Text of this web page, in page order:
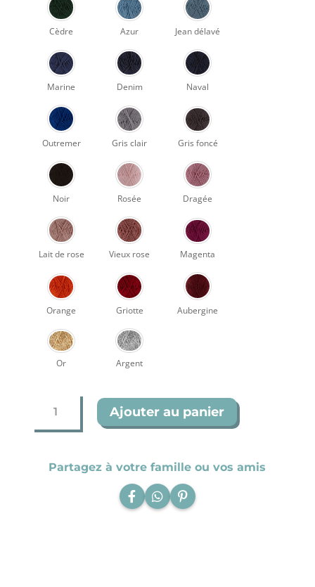
Cèdre Azur Jean délavé
Marine Denim Naval
Outremer Gris clair Gris foncé
Noir Rosée Dragée
Lait de rose Vieux rose Magenta
Orange Griotte Aubergine
Or Argent
Cerf
Ajouter au panier
Partagez à votre famille ou vos amis